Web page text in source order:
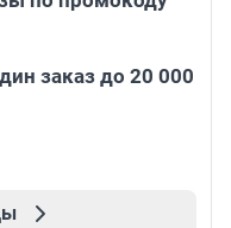
заказ до 20 000